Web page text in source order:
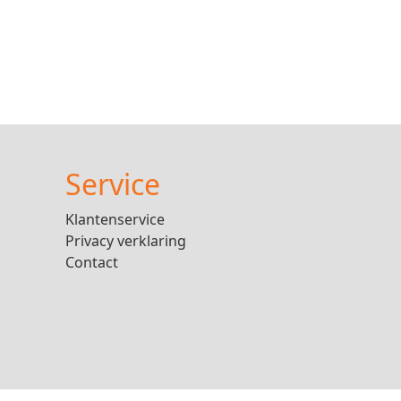
Service
Klantenservice
Privacy verklaring
Contact